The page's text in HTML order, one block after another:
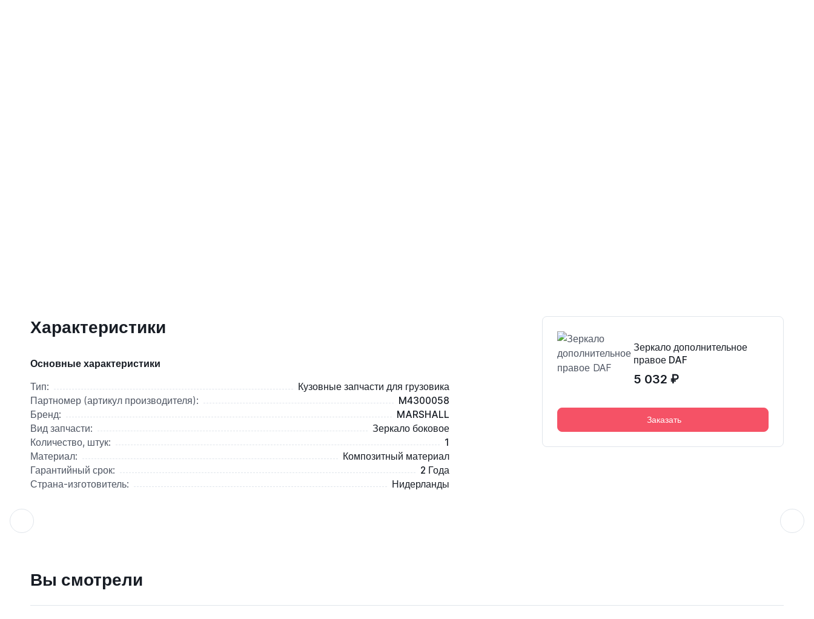
Характеристики
Основные характеристики
Тип:
Кузовные запчасти для грузовика
Партномер (артикул производителя):
M4300058
Бренд:
MARSHALL
Вид запчасти:
Зеркало боковое
Количество, штук:
1
Материал:
Композитный материал
Гарантийный срок:
2 Года
Страна-изготовитель:
Нидерланды
Зеркало дополнительное
правое DAF
5 032 ₽
Заказать
Вы смотрели